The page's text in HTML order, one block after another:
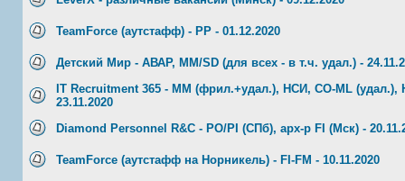
TeamForce (аутстафф) - PP - 01.12.2020
Детский Мир - АВАР, MM/SD (для всех - в т.ч. удал.) -
IT Recruitment 365 - MM (фрил.+удал.), НСИ, CO-ML
23.11.2020
Diamond Personnel R&C - PO/PI (СПб), арх-р FI (Мск) -
TeamForce (аутстафф на Норникель) - FI-FM - 10.11.2020